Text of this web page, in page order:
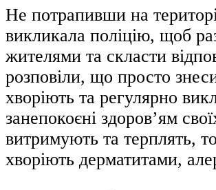
Не потрапивши на
викликала поліцію, щоб
жителями та скласти
розповіли, що просто
хворіють та регулярно
занепокоєні здоров’ям
витримують та терплять,
хворіють дерматитами,